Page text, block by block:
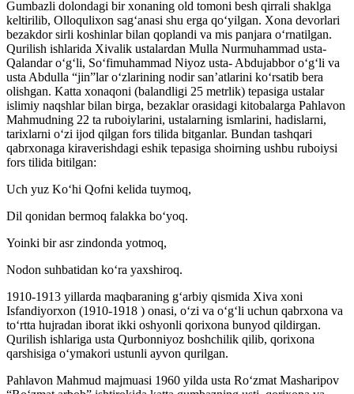
Gumbazli dolondagi bir xonaning old tomoni besh qirrali shaklga
keltirilib, Olloqulixon sag‘anasi shu erga qo‘yilgan. Xona devorlari
bezakdor sirli koshinlar bilan qoplandi va mis panjara o‘rnatilgan.
Qurilish ishlarida Xivalik ustalardan Mulla Nurmuhammad usta-
Qalandar o‘g‘li, So‘fimuhammad Niyoz usta- Abdujabbor o‘g‘li va
usta Abdulla “jin”lar o‘zlarining nodir san’atlarini ko‘rsatib bera
olishgan. Katta xonaqoni (balandligi 25 metrlik) tepasiga ustalar
islimiy naqshlar bilan birga, bezaklar orasidagi kitobalarga Pahlavon
Mahmudning 22 ta ruboiylarini, ustalarning ismlarini, hadislarni,
tarixlarni o‘zi ijod qilgan fors tilida bitganlar. Bundan tashqari
qabrxonaga kiraverishdagi eshik tepasiga shoirning ushbu ruboiysi
fors tilida bitilgan:
Uch yuz Ko‘hi Qofni kelida tuymoq,
Dil qonidan bermoq falakka bo‘yoq.
Yoinki bir asr zindonda yotmoq,
Nodon suhbatidan ko‘ra yaxshiroq.
1910-1913 yillarda maqbaraning g‘arbiy qismida Xiva xoni
Isfandiyorxon (1910-1918 ) onasi, o‘zi va o‘g‘li uchun qabrxona va
to‘rtta hujradan iborat ikki oshyonli qorixona bunyod qildirgan.
Qurilish ishlariga usta Qurbonniyoz boshchilik qilib, qorixona
qarshisiga o‘ymakori ustunli ayvon qurilgan.
Pahlavon Mahmud majmuasi 1960 yilda usta Ro‘zmat Masharipov